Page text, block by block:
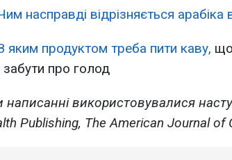
насправді відрізняється арабіка
яким продуктом треба пити каву,
забути про голод
написанні використовувалися
Publishing, The American Journal of